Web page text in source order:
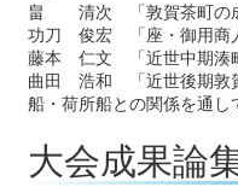
畠 清次 「敦賀茶町の成
功刀 俊宏 「座・御用商
藤本 仁文 「近世中期湊町
曲田 浩和 「近世後期敦
船・荷所船との関係を通し
大会成果論